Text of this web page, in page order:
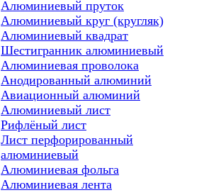
Алюминиевый пруток
Алюминиевый круг (кругляк)
Алюминиевый квадрат
Шестигранник алюминиевый
Алюминиевая проволока
Анодированный алюминий
Авиационный алюминий
Алюминиевый лист
Рифлёный лист
Лист перфорированный
алюминиевый
Алюминиевая фольга
Алюминиевая лента